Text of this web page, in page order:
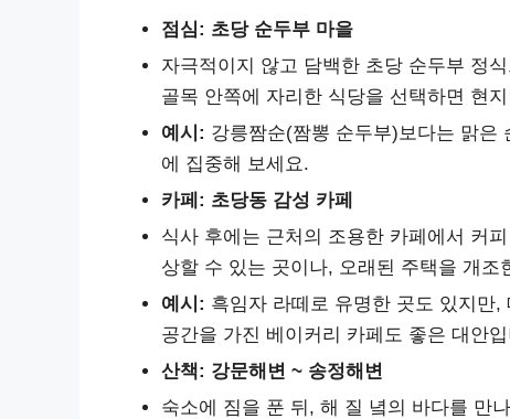
점심: 초당 순두부 마을
자극적이지 않고 담백한 초당 순두부 정
골목 안쪽에 자리한 식당을 선택하면 현
예시: 강릉짬순(짬뽕 순두부)보다는 맑은
에 집중해 보세요.
카페: 초당동 감성 카페
식사 후에는 근처의 조용한 카페에서 커
상할 수 있는 곳이나, 오래된 주택을 개
예시: 흑임자 라떼로 유명한 곳도 있지만
공간을 가진 베이커리 카페도 좋은 대안
산책: 강문해변 ~ 송정해변
숙소에 짐을 푼 뒤, 해 질 녘의 바다를 만